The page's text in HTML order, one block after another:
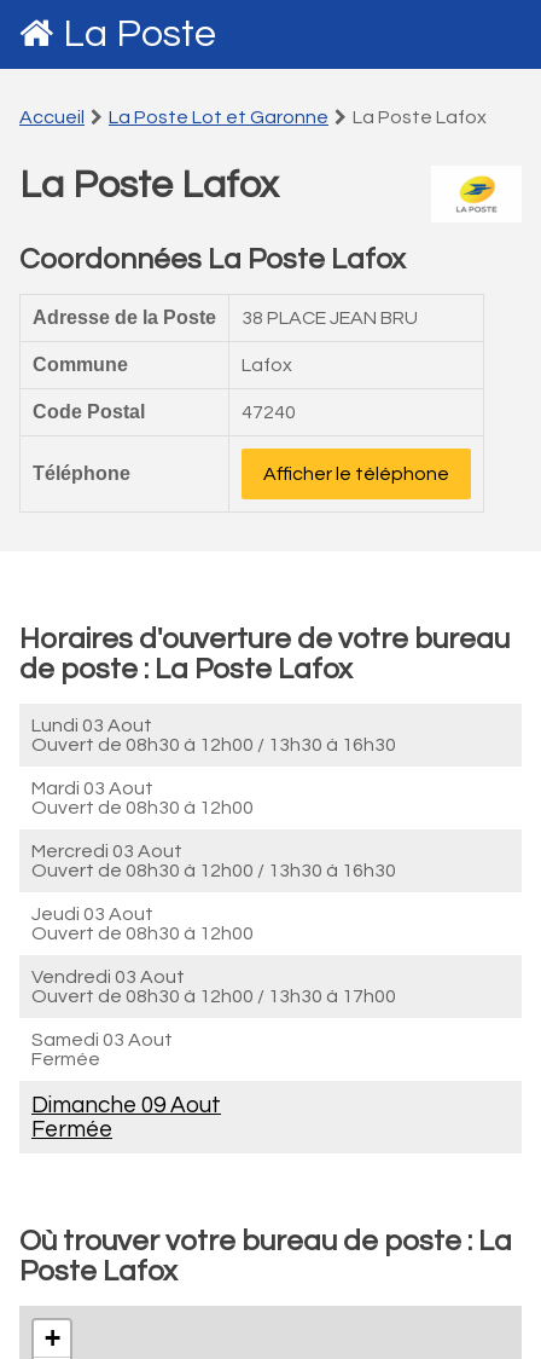
La Poste
Accueil La Poste Lot et Garonne La Poste Lafox
La Poste Lafox
Coordonnées La Poste Lafox
Adresse de la Poste 38 PLACE JEAN BRU
Commune Lafox
Code Postal 47240
Téléphone Afficher le téléphone
Horaires d'ouverture de votre bureau
de poste : La Poste Lafox
Lundi 03 Aout
Ouvert de 08h30 à 12h00 / 13h30 à 16h30
Mardi 03 Aout
Ouvert de 08h30 à 12h00
Mercredi 03 Aout
Ouvert de 08h30 à 12h00 / 13h30 à 16h30
Jeudi 03 Aout
Ouvert de 08h30 à 12h00
Vendredi 03 Aout
Ouvert de 08h30 à 12h00 / 13h30 à 17h00
Samedi 03 Aout
Fermée
Dimanche 09 Aout
Fermée
Où trouver votre bureau de poste : La
Poste Lafox
+